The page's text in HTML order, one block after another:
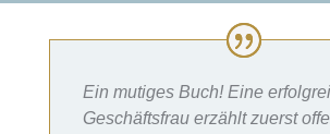
Ein mutiges Buch! Eine
Geschäftsfrau erzählt zuerst